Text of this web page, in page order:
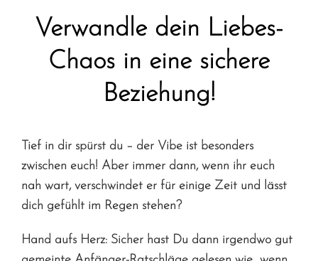
Verwandle dein Liebes-
Chaos in eine sichere
Beziehung!
Tief in dir spürst du – der Vibe ist besonders
zwischen euch! Aber immer dann, wenn ihr euch
nah wart, verschwindet er für einige Zeit und lässt
dich gefühlt im Regen stehen?
Hand aufs Herz: Sicher hast Du dann irgendwo gut